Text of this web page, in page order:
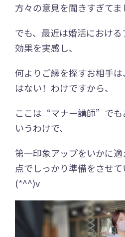
方々の意見を聞きすぎてま
でも、最近は婚活におけ
効果を実感し、
何よりご縁を探すお相手
はない！わけですから、
ここは“マナー講師”でも
いうわけで、
第一印象アップをいかに
点でしっかり準備をさせ
(*^^)v